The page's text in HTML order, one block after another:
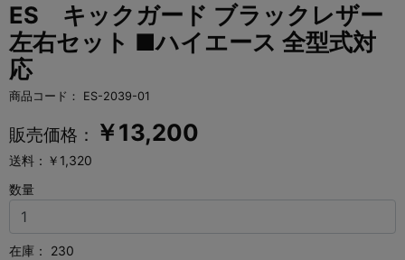
ES キックガード ブラックレザー
左右セット ■ハイエース 全型式対
応
商品コード： ES-2039-01
販売価格： ￥13,200
送料：￥1,320
数量
在庫： 230